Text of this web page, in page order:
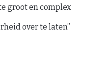
groot en complex
over te laten”